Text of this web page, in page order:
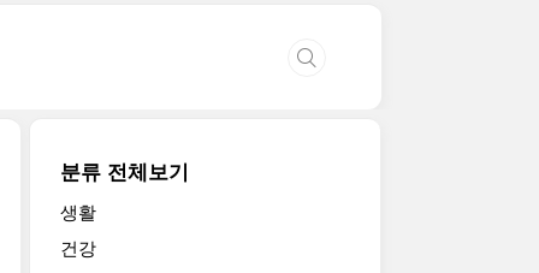
분류 전체보기
생활
건강